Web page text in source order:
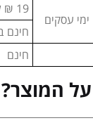
19 ₪ לקניה עד 150 ₪
חינם
חינם